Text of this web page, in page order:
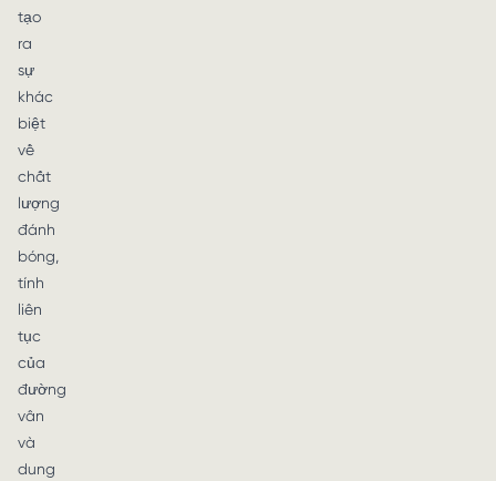
tạo
ra
sự
khác
biệt
về
chất
lượng
đánh
bóng,
tính
liên
tục
của
đường
vân
và
dung